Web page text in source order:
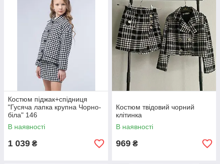
Костюм піджак+спідниця
"Гусяча лапка крупна Чорно-
біла" 146
В наявності
1 039 ₴
Костюм твідовий чорний
клітинка
В наявності
969 ₴